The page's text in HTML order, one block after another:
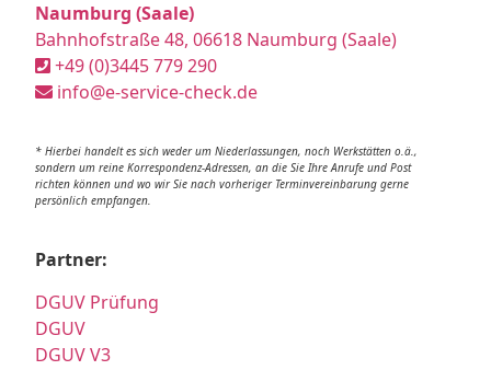
Naumburg (Saale)
Bahnhofstraße 48, 06618 Naumburg (Saale)
+49 (0)3445 779 290
info@e-service-check.de
* Hierbei handelt es sich weder um Niederlassungen, noch Werkstätten o.ä.,
sondern um reine Korrespondenz-Adressen, an die Sie Ihre Anrufe und Post
richten können und wo wir Sie nach vorheriger Terminvereinbarung gerne
persönlich empfangen.
Partner:
DGUV Prüfung
DGUV
DGUV V3